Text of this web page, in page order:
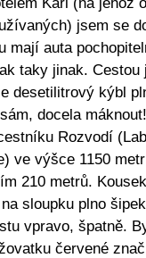
jsem se
mají auta
taky jinak. Cestou
desetilitrový kýbl
docela
Rozvodí
ve výšce 1150
210 metrů.
sloupku plno
vpravo, špatně.
červené